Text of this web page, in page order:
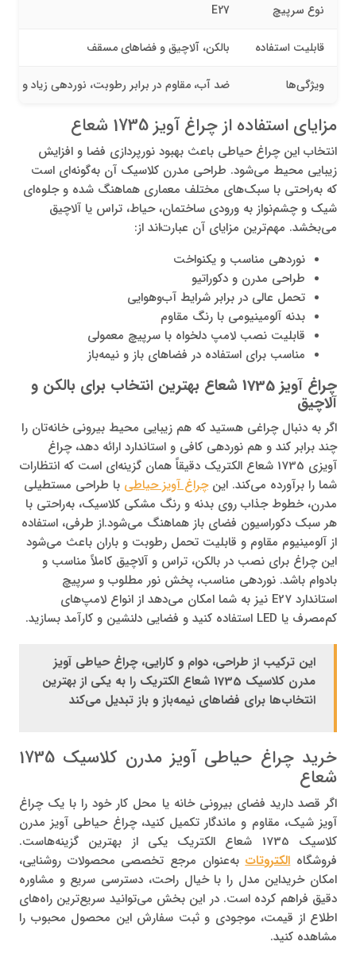
نوع سرپیچ E27
قابلیت استفاده بالکن، آلاچیق و فضاهای مسقف
ویژگی‌ها ضد آب، مقاوم در برابر رطوبت، نوردهی زیاد و
مزایای استفاده از چراغ آویز 1735 شعاع
انتخاب این چراغ حیاطی باعث بهبود نورپردازی فضا و افزایش
زیبایی محیط می‌شود. طراحی مدرن کلاسیک آن به‌گونه‌ای است
که به‌راحتی با سبک‌های مختلف معماری هماهنگ شده و جلوه‌ای
شیک و چشم‌نواز به ورودی ساختمان، حیاط، تراس یا آلاچیق
می‌بخشد. مهم‌ترین مزایای آن عبارت‌اند از:
نوردهی مناسب و یکنواخت
طراحی مدرن و دکوراتیو
تحمل عالی در برابر شرایط آب‌وهوایی
بدنه آلومینیومی با رنگ مقاوم
قابلیت نصب لامپ دلخواه با سرپیچ معمولی
مناسب برای استفاده در فضاهای باز و نیمه‌باز
چراغ آویز 1735 شعاع بهترین انتخاب برای بالکن و
آلاچیق
اگر به دنبال چراغی هستید که هم زیبایی محیط بیرونی خانه‌تان را
چند برابر کند و هم نوردهی کافی و استاندارد ارائه دهد، چراغ
آویزی 1735 شعاع الکتریک دقیقاً همان گزینه‌ای است که انتظارات
شما را برآورده می‌کند. اینچراغ آویز حیاطی با طراحی مستطیلی
مدرن، خطوط جذاب روی بدنه و رنگ مشکی کلاسیک، به‌راحتی با
هر سبک دکوراسیون فضای باز هماهنگ می‌شود.از طرفی، استفاده
از آلومینیوم مقاوم و قابلیت تحمل رطوبت و باران باعث می‌شود
این چراغ برای نصب در بالکن، تراس و آلاچیق کاملاً مناسب و
بادوام باشد. نوردهی مناسب، پخش نور مطلوب و سرپیچ
استاندارد E27 نیز به شما امکان می‌دهد از انواع لامپ‌های
کم‌مصرف یا LED استفاده کنید و فضایی دلنشین و کارآمد بسازید.
این ترکیب از طراحی، دوام و کارایی، چراغ حیاطی آویز
مدرن کلاسیک 1735 شعاع الکتریک را به یکی از بهترین
انتخاب‌ها برای فضاهای نیمه‌باز و باز تبدیل می‌کند
خرید چراغ حیاطی آویز مدرن کلاسیک 1735
شعاع
اگر قصد دارید فضای بیرونی خانه یا محل کار خود را با یک چراغ
آویز شیک، مقاوم و ماندگار تکمیل کنید، چراغ حیاطی آویز مدرن
کلاسیک 1735 شعاع الکتریک یکی از بهترین گزینه‌هاست.
فروشگاهالکتروتاتبه‌عنوان مرجع تخصصی محصولات روشنایی،
امکان خریداین مدل را با خیال راحت، دسترسی سریع و مشاوره
دقیق فراهم کرده است. در این بخش می‌توانید سریع‌ترین راه‌های
اطلاع از قیمت، موجودی و ثبت سفارش این محصول محبوب را
مشاهده کنید.